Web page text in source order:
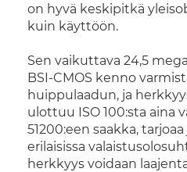
on hyvä keskipitkä
kuin käyttöön.
Sen vaikuttava 24,5
BSI-CMOS kenno
huippulaadun, ja
ulottuu ISO 100:sta aina
51200:een saakka,
erilaisissa
herkkyys voidaan